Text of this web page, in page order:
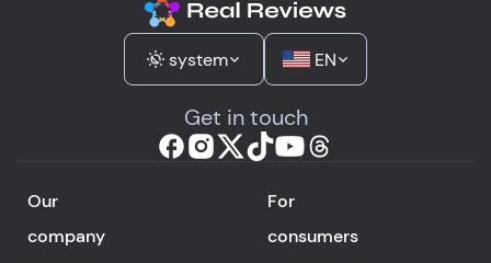
system EN
Get in touch
Our
company
For
consumers